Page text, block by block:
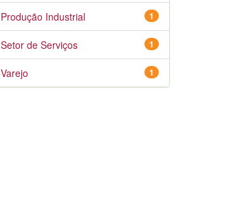
1
Produção Industrial
1
Setor de Serviços
1
Varejo